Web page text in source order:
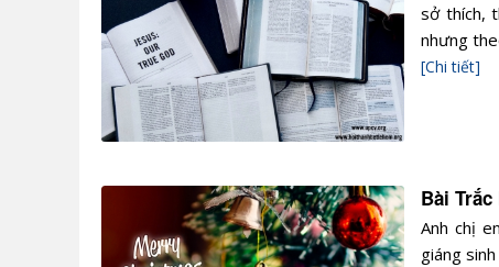
sở thích,
nhưng
[Chi tiết]
Bài
Anh chị
giáng